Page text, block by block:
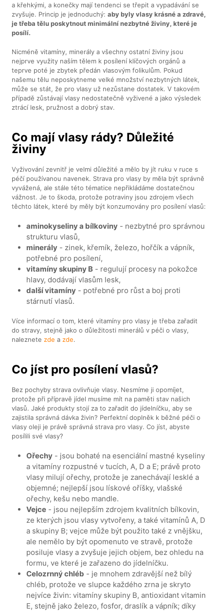
a křehkými, a konečky mají tendenci se třepit a vypadávání se
zvyšuje. Princip je jednoduchý:aby byly vlasy krásné a zdravé,
je třeba tělu poskytnout minimální nezbytné živiny, které je
posílí.
Nicméně vitamíny, minerály a všechny ostatní živiny jsou
nejprve využity naším tělem k posílení klíčových orgánů a
teprve poté je zbytek předán vlasovým folikulům. Pokud
našemu tělu neposkytneme velké množství nezbytných látek,
může se stát, že pro vlasy už nezůstane dostatek. V takovém
případě zůstávají vlasy nedostatečně vyživené a jako výsledek
ztrácí lesk, pružnost a dobrý stav.
Co mají vlasy rády? Důležité
živiny
Vyživování zevnitř je velmi důležité a mělo by jít ruku v ruce s
péčí používanou navenek. Strava pro vlasy by měla být správně
vyvážená, ale stále této tématice nepřikládáme dostatečnou
vážnost. Je to škoda, protože potraviny jsou zdrojem všech
těchto látek, které by měly být konzumovány pro posílení vlasů:
aminokyseliny a bílkoviny - nezbytné pro správnou
strukturu vlasů,
minerály - zinek, křemík, železo, hořčík a vápník,
potřebné pro posílení,
vitamíny skupiny B - regulují procesy na pokožce
hlavy, dodávají vlasům lesk,
další vitamíny - potřebné pro růst a boj proti
stárnutí vlasů.
Více informací o tom, které vitamíny pro vlasy je třeba zařadit
do stravy, stejně jako o důležitosti minerálů v péči o vlasy,
naleznete zde a zde.
Co jíst pro posílení vlasů?
Bez pochyby strava ovlivňuje vlasy. Nesmíme ji opomíjet,
protože při přípravě jídel musíme mít na paměti stav našich
vlasů. Jaké produkty stojí za to zařadit do jídelníčku, aby se
zajistila správná dávka živin? Perfektní doplněk k běžné péči o
vlasy oleji je právě správná strava pro vlasy. Co jíst, abyste
posílili své vlasy?
Ořechy - jsou bohaté na esenciální mastné kyseliny
a vitamíny rozpustné v tucích, A, D a E; právě proto
vlasy milují ořechy, protože je zanechávají lesklé a
objemné; nejlepší jsou lískové oříšky, vlašské
ořechy, kešu nebo mandle.
Vejce - jsou nejlepším zdrojem kvalitních bílkovin,
ze kterých jsou vlasy vytvořeny, a také vitamínů A, D
a skupiny B; vejce může být použito také z vnějšku,
ale nemělo by být opomenuto ve stravě, protože
posiluje vlasy a zvyšuje jejich objem, bez ohledu na
formu, ve které je zařazeno do jídelníčku.
Celozrnný chléb - je mnohem zdravější než bílý
chléb, protože ve slupce každého zrna je skryto
nejvíce živin: vitamíny skupiny B, antioxidant vitamin
E, stejně jako železo, fosfor, draslík a vápník; díky